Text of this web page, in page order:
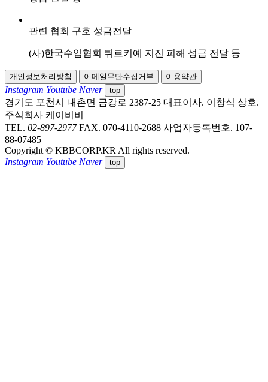
관련 협회 구호 성금전달
(사)한국수입협회 튀르키예 지진 피해 성금 전달 등
개인정보처리방침 이메일무단수집거부 이용약관
Instagram Youtube Naver top
경기도 포천시 내촌면 금강로 2387-25 대표이사. 이창식 상호.
주식회사 케이비비
TEL. 02-897-2977 FAX. 070-4110-2688 사업자등록번호. 107-
88-07485
Copyright © KBBCORP.KR All rights reserved.
Instagram Youtube Naver top